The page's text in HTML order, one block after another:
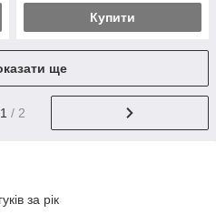
Купити
ще
1 / 2
за рік